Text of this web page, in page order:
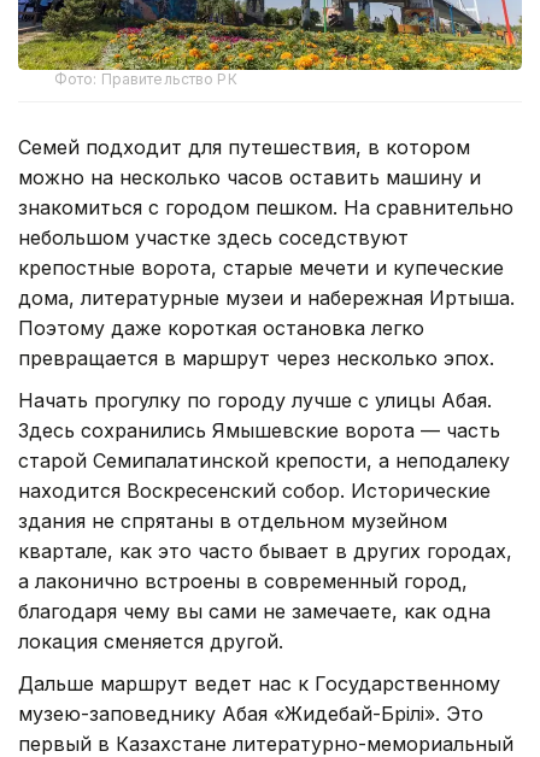
Фото: Правительство РК
Семей подходит для путешествия, в котором
можно на несколько часов оставить машину и
знакомиться с городом пешком. На сравнительно
небольшом участке здесь соседствуют
крепостные ворота, старые мечети и купеческие
дома, литературные музеи и набережная Иртыша.
Поэтому даже короткая остановка легко
превращается в маршрут через несколько эпох.
Начать прогулку по городу лучше с улицы Абая.
Здесь сохранились Ямышевские ворота — часть
старой Семипалатинской крепости, а неподалеку
находится Воскресенский собор. Исторические
здания не спрятаны в отдельном музейном
квартале, как это часто бывает в других городах,
а лаконично встроены в современный город,
благодаря чему вы сами не замечаете, как одна
локация сменяется другой.
Дальше маршрут ведет нас к Государственному
музею-заповеднику Абая «Жидебай-Бөрілі». Это
первый в Казахстане литературно-мемориальный